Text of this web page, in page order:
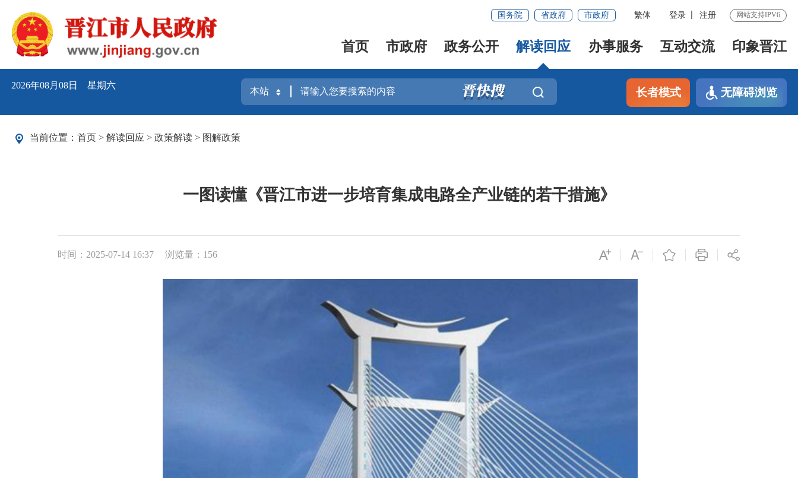
国务院 省政府 市政府 繁体 登录 注册 网站支持IPV6
首页 市政府 政务公开 解读回应 办事服务 互动交流 印象晋江
2026年08月08日 星期六
长者模式 无障碍浏览
当前位置： 首页 > 解读回应 > 政策解读 > 图解政策
一图读懂《晋江市进一步培育集成电路全产业链的若干措施》
时间：2025-07-14 16:37 浏览量： 156